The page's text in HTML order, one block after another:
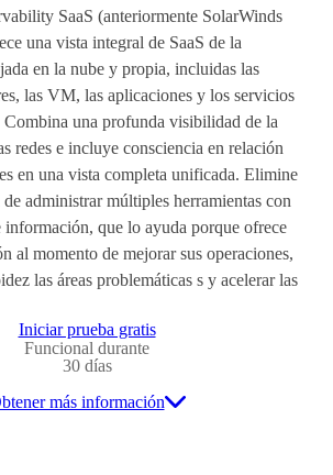
SaaS (anteriormente SolarWinds
una vista integral de SaaS de la
en la nube y propia, incluidas las
las VM, las aplicaciones y los servicios
Combina una profunda visibilidad de la
redes e incluye consciencia en relación
en una vista completa unificada. Elimine
administrar múltiples herramientas con
información, que lo ayuda porque ofrece
al momento de mejorar sus operaciones,
las áreas problemáticas s y acelerar las
Iniciar prueba gratis
Funcional durante
30 días
más información